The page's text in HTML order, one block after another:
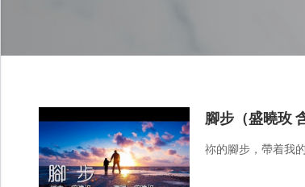
腳步（盛曉玫
祢的腳步，帶着我